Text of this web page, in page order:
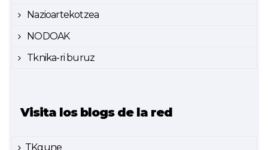
Nazioartekotzea
NODOAK
Tknika-ri buruz
Visita los blogs de la red
TKgune